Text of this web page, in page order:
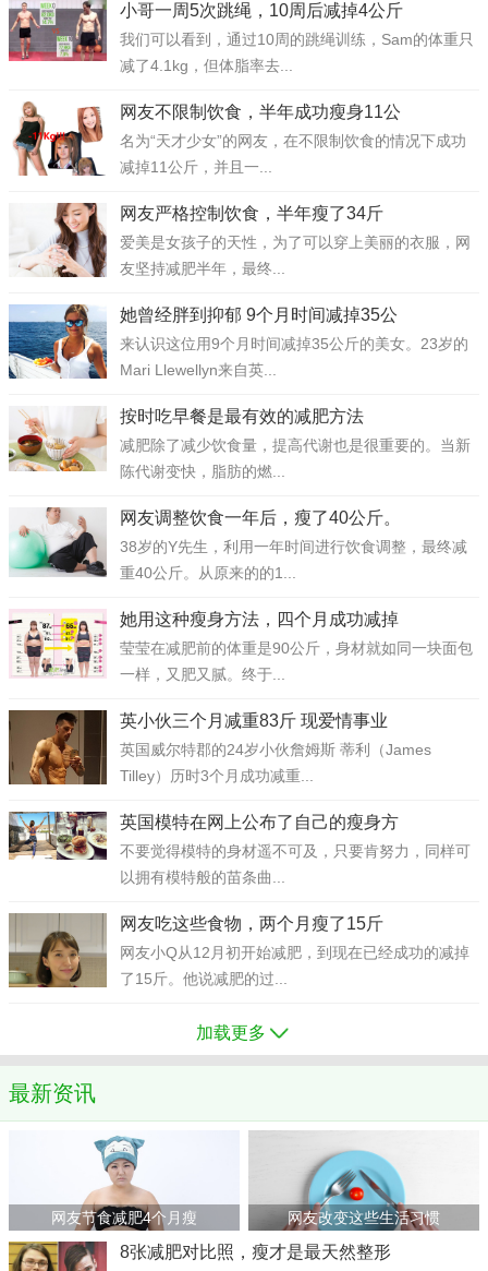
小哥一周5次跳绳，10周后减掉4公斤
我们可以看到，通过10周的跳绳训练，Sam的体重只
减了4.1kg，但体脂率去...
网友不限制饮食，半年成功瘦身11公
名为“天才少女”的网友，在不限制饮食的情况下成功
减掉11公斤，并且一...
网友严格控制饮食，半年瘦了34斤
爱美是女孩子的天性，为了可以穿上美丽的衣服，网
友坚持减肥半年，最终...
她曾经胖到抑郁 9个月时间减掉35公
来认识这位用9个月时间减掉35公斤的美女。23岁的
Mari Llewellyn来自英...
按时吃早餐是最有效的减肥方法
减肥除了减少饮食量，提高代谢也是很重要的。当新
陈代谢变快，脂肪的燃...
网友调整饮食一年后，瘦了40公斤。
38岁的Y先生，利用一年时间进行饮食调整，最终减
重40公斤。从原来的的1...
她用这种瘦身方法，四个月成功减掉
莹莹在减肥前的体重是90公斤，身材就如同一块面包
一样，又肥又腻。终于...
英小伙三个月减重83斤 现爱情事业
英国威尔特郡的24岁小伙詹姆斯 蒂利（James
Tilley）历时3个月成功减重...
英国模特在网上公布了自己的瘦身方
不要觉得模特的身材遥不可及，只要肯努力，同样可
以拥有模特般的苗条曲...
网友吃这些食物，两个月瘦了15斤
网友小Q从12月初开始减肥，到现在已经成功的减掉
了15斤。他说减肥的过...
加载更多
最新资讯
网友节食减肥4个月瘦 网友改变这些生活习惯
8张减肥对比照，瘦才是最天然整形